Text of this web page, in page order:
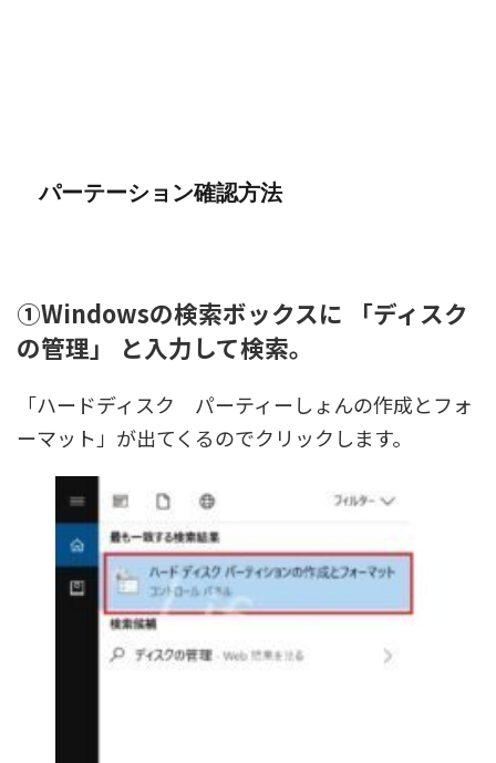
パーテーション確認方法
①Windowsの検索ボックスに 「ディスク
の管理」 と入力して検索。
「ハードディスク パーティーしょんの作成とフォ
ーマット」が出てくるのでクリックします。